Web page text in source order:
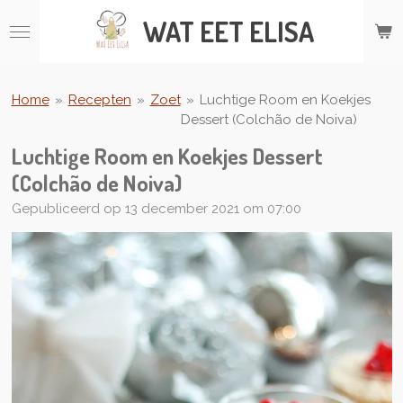
direct
hoofdinhoud
WAT EET ELISA
Home » Recepten » Zoet » Luchtige Room en Koekjes
Dessert (Colchão de Noiva)
Luchtige Room en Koekjes Dessert
(Colchão de Noiva)
Gepubliceerd op 13 december 2021 om 07:00